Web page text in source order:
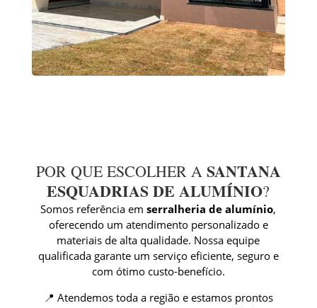
POR QUE ESCOLHER A SANTANA
ESQUADRIAS DE ALUMÍNIO?
Somos referência emserralheria de alumínio,
oferecendo um atendimento personalizado e
materiais de alta qualidade. Nossa equipe
qualificada garante um serviço eficiente, seguro e
com ótimo custo-benefício.
📍 Atendemos toda a região e estamos prontos